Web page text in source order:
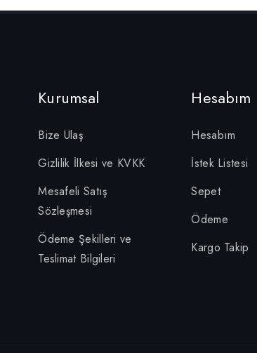
Kurumsal
Bize Ulaş
Gizlilik İlkesi ve KVKK
Mesafeli Satış
Sözleşmesi
Ödeme Şekilleri ve
Teslimat Bilgileri
Hesabım
Hesabım
İstek Listesi
Sepet
Ödeme
Kargo Takip